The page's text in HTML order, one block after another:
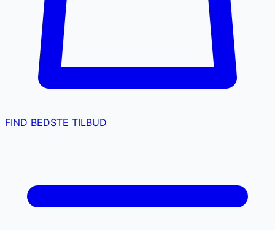
FIND BEDSTE TILBUD